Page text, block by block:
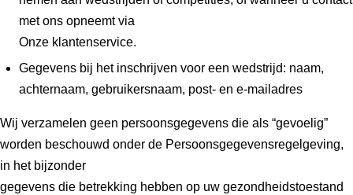
met ons opneemt via
Onze klantenservice.
Gegevens bij het inschrijven voor een wedstrijd: naam,
achternaam, gebruikersnaam, post- en e-mailadres
Wij verzamelen geen persoonsgegevens die als “gevoelig”
worden beschouwd onder de Persoonsgegevensregelgeving,
in het bijzonder
gegevens die betrekking hebben op uw gezondheidstoestand